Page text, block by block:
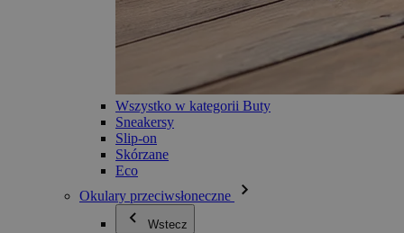
Wszystko w kategorii Buty
Sneakersy
Slip-on
Skórzane
Eco
Okulary przeciwsłoneczne
Wstecz